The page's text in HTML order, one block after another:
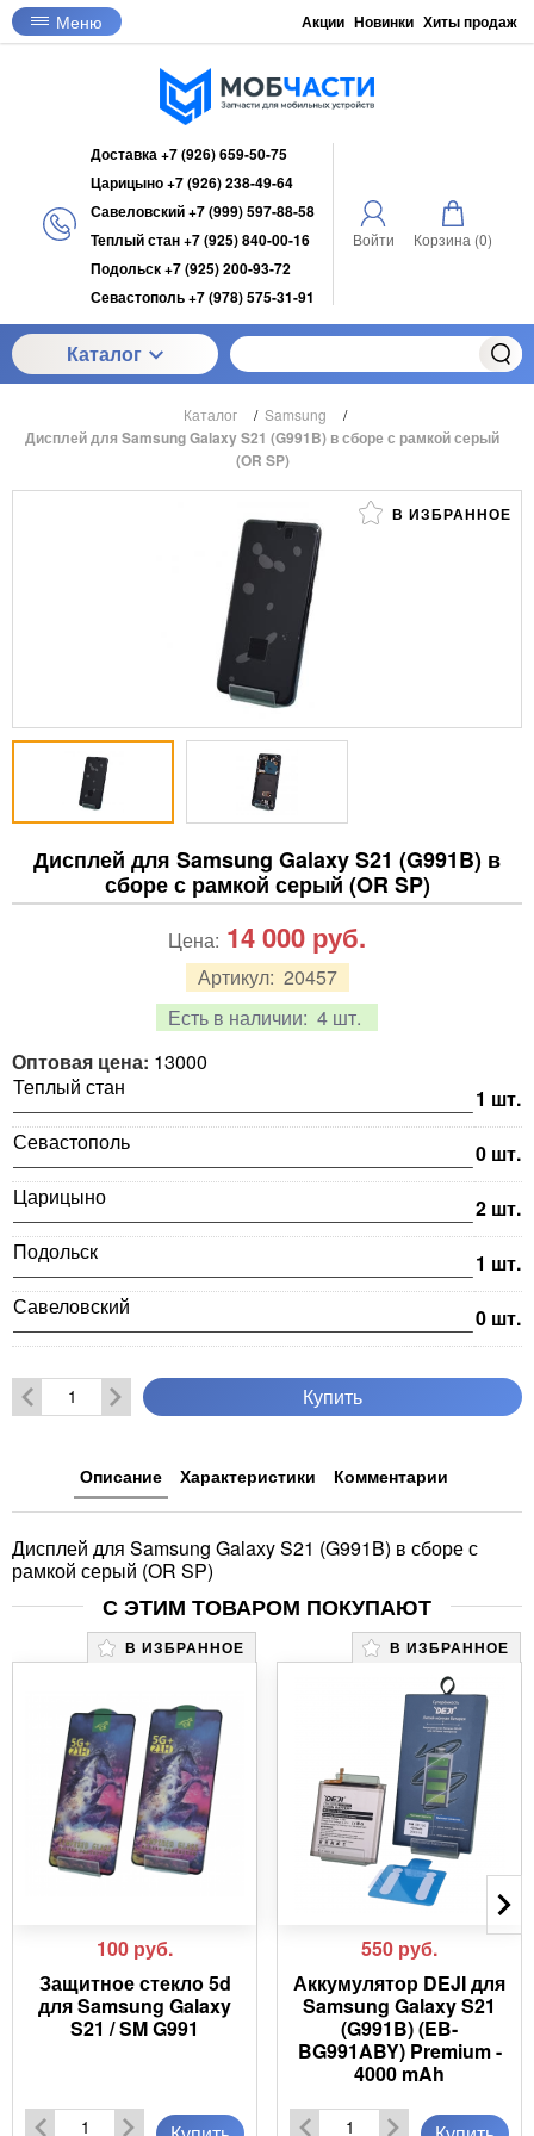
Меню Акции Новинки Хиты продаж
Доставка +7 (926) 659-50-75
Царицыно +7 (926) 238-49-64
Савеловский +7 (999) 597-88-58
Теплый стан +7 (925) 840-00-16
Подольск +7 (925) 200-93-72
Севастополь +7 (978) 575-31-91
Войти Корзина (0)
Каталог
Каталог / Samsung /
Дисплей для Samsung Galaxy S21 (G991B) в сборе с рамкой серый
(OR SP)
В ИЗБРАННОЕ
Дисплей для Samsung Galaxy S21 (G991B) в
сборе с рамкой серый (OR SP)
Артикул: 20457
Есть в наличии: 4 шт.
Цена: 14 000 руб.
Оптовая цена: 13000
Теплый стан
1 шт.
Севастополь
0 шт.
Царицыно
2 шт.
Подольск
1 шт.
Савеловский
0 шт.
Купить
Описание Характеристики Комментарии
Дисплей для Samsung Galaxy S21 (G991B) в сборе с
рамкой серый (OR SP)
С ЭТИМ ТОВАРОМ ПОКУПАЮТ
В ИЗБРАННОЕ
100 руб.
Защитное стекло 5d
для Samsung Galaxy
S21 / SM G991
В ИЗБРАННОЕ
550 руб.
Аккумулятор DEJI для
Samsung Galaxy S21
(G991B) (EB-
BG991ABY) Premium -
4000 mAh